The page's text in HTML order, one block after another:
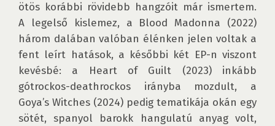
ötös korábbi rövidebb hangzóit már ismertem.
A legelső kislemez, a Blood Madonna (2022)
három dalában valóban élénken jelen voltak a
fent leírt hatások, a későbbi két EP-n viszont
kevésbé: a Heart of Guilt (2023) inkább
gótrockos-deathrockos irányba mozdult, a
Goya’s Witches (2024) pedig tematikája okán egy
sötét, spanyol barokk hangulatú anyag volt,